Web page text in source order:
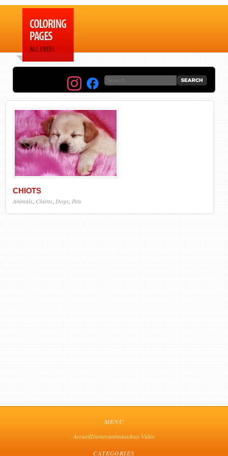
CHIOTS
Animals Chiens Dogs Pets
MENU
AccueilDisneyAnimauxJeux Vidéo
CATEGORIES